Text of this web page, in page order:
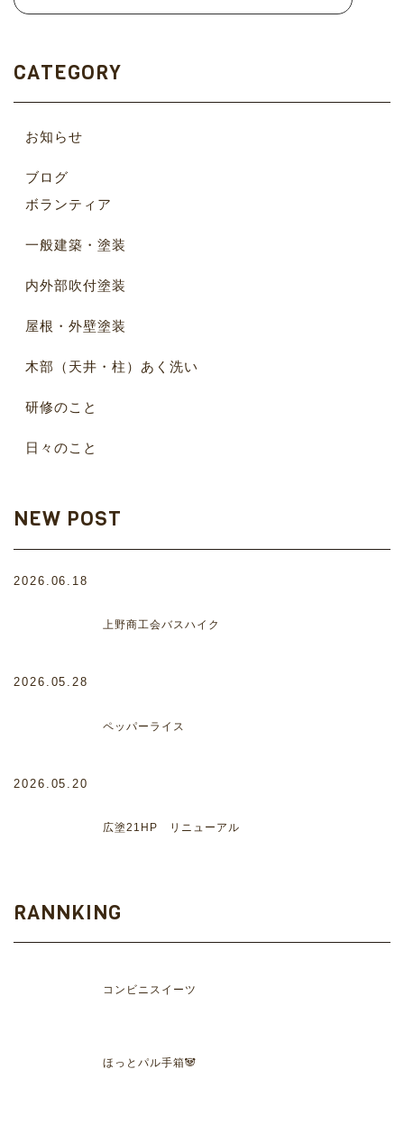
CATEGORY
お知らせ
ブログ
ボランティア
一般建築・塗装
内外部吹付塗装
屋根・外壁塗装
木部（天井・柱）あく洗い
研修のこと
日々のこと
NEW POST
2026.06.18
上野商工会バスハイク
2026.05.28
ペッパーライス
2026.05.20
広塗21HP リニューアル
RANNKING
コンビニスイーツ
ほっとパル手箱🐼